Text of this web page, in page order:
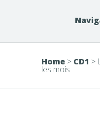
Home > CD1 >
les mois